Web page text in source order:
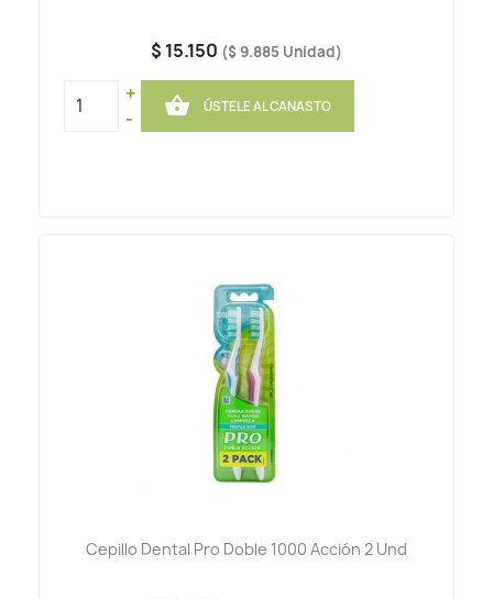
$ 15.150 ($ 9.885 Unidad)
+
-
 ÚSTELE AL CANASTO
Cepillo Dental Pro Doble 1000 Acción 2 Und